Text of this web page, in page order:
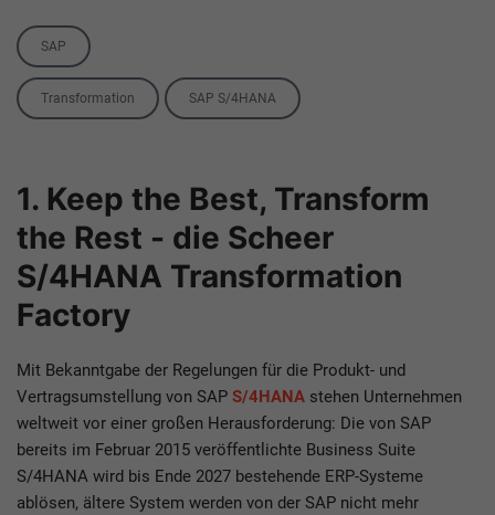
Category
SAP
TagsTransformation SAP S/4HANA
1. Keep the Best, Transform
the Rest - die Scheer
S/4HANA Transformation
Factory
Mit Bekanntgabe der Regelungen für die Produkt- und
Vertragsumstellung von SAP S/4HANA stehen Unternehmen
weltweit vor einer großen Herausforderung: Die von SAP
bereits im Februar 2015 veröffentlichte Business Suite
S/4HANA wird bis Ende 2027 bestehende ERP-Systeme
ablösen, ältere System werden von der SAP nicht mehr